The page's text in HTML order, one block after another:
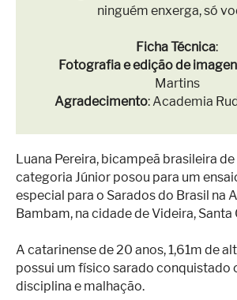
ninguém enxerga, só
Ficha Técnica:
Fotografia e edição de
Martins
Agradecimento: Academia
Luana Pereira, bicampeã brasileira
categoria Júnior posou para um
especial para o Sarados do Brasil na
Bambam, na cidade de Videira, Santa
A catarinense de 20 anos, 1,61m de
possui um físico sarado conquistado
disciplina e malhação.